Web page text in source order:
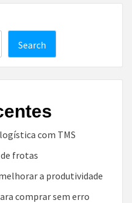
Search
com TMS
frotas
a produtividade
comprar sem erro